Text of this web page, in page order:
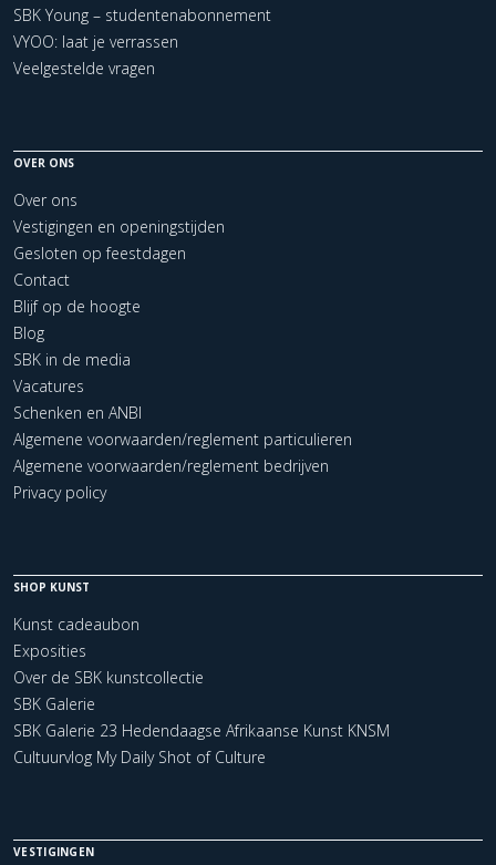
SBK Young – studentenabonnement
VYOO: laat je verrassen
Veelgestelde vragen
OVER ONS
Over ons
Vestigingen en openingstijden
Gesloten op feestdagen
Contact
Blijf op de hoogte
Blog
SBK in de media
Vacatures
Schenken en ANBI
Algemene voorwaarden/reglement particulieren
Algemene voorwaarden/reglement bedrijven
Privacy policy
SHOP KUNST
Kunst cadeaubon
Exposities
Over de SBK kunstcollectie
SBK Galerie
SBK Galerie 23 Hedendaagse Afrikaanse Kunst KNSM
Cultuurvlog My Daily Shot of Culture
VESTIGINGEN